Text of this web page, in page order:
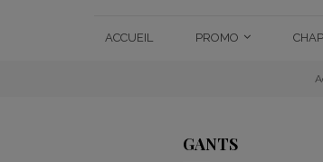
ACCUEIL PROMO
GANTS